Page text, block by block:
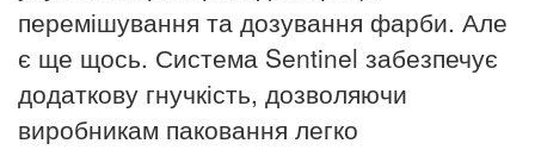
перемішування та дозування фарби. Але
є ще щось. Система Sentinel забезпечує
додаткову гнучкість, дозволяючи
виробникам паковання легко